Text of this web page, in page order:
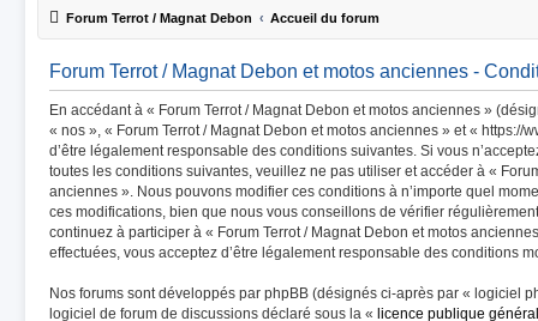
Forum Terrot / Magnat Debon Accueil du forum
Forum Terrot / Magnat Debon et motos anciennes -
En accédant à « Forum Terrot / Magnat Debon et motos anciennes »
« nos », « Forum Terrot / Magnat Debon et motos anciennes » et « https://
d’être légalement responsable des conditions suivantes. Si vous
toutes les conditions suivantes, veuillez ne pas utiliser et accéder à «
anciennes ». Nous pouvons modifier ces conditions à n’importe quel
ces modifications, bien que nous vous conseillons de vérifier
continuez à participer à « Forum Terrot / Magnat Debon et motos
effectuées, vous acceptez d’être légalement responsable des conditions
Nos forums sont développés par phpBB (désignés ci-après par « logiciel
logiciel de forum de discussions déclaré sous la « licence publique